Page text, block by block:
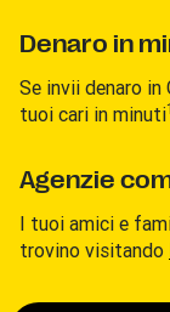
Denaro in
Se invii denaro in
tuoi cari in minuti1
Agenzie
I tuoi amici e
trovino visitando